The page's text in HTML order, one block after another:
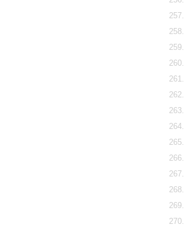
257.
258.
259.
260.
261.
262.
263.
264.
265.
266.
267.
268.
269.
270.